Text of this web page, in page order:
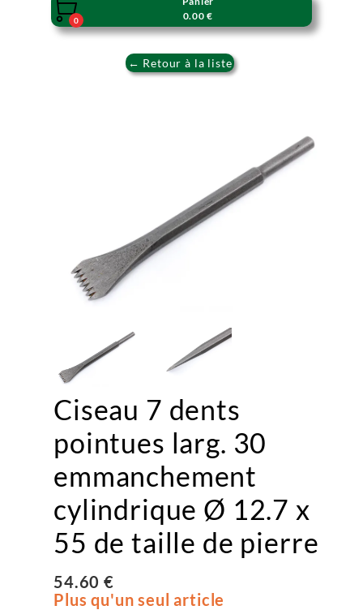

0
0.00 €
← Retour à la liste
Ciseau 7 dents
pointues larg. 30
emmanchement
cylindrique Ø 12.7 x
55 de taille de pierre
54.60 €
Plus qu'un seul article